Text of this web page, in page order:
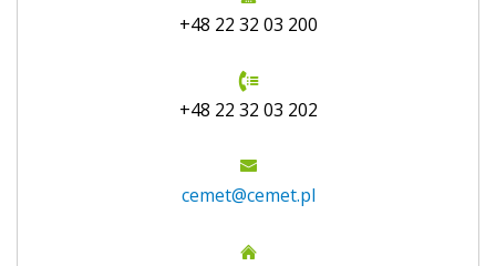
+48 22 32 03 200
+48 22 32 03 202
cemet@cemet.pl